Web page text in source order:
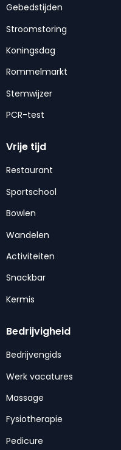
Gebedstijden
Stroomstoring
Koningsdag
Rommelmarkt
Stemwijzer
PCR-test
Vrije tijd
Restaurant
Sportschool
Bowlen
Wandelen
Activiteiten
Snackbar
Kermis
Bedrijvigheid
Bedrijvengids
Werk vacatures
Massage
Fysiotherapie
Pedicure